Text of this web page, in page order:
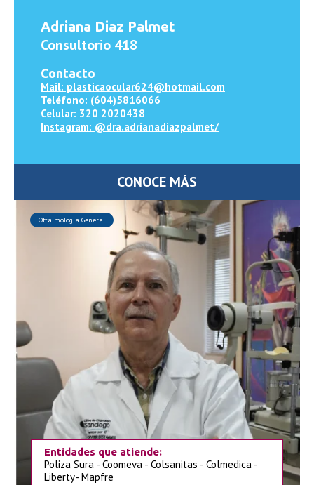
Adriana Diaz Palmet
Consultorio 418
Contacto
Mail: plasticaocular624@hotmail.com
Teléfono: (604)5816066
Celular: 320 2020438
Instagram: @dra.adrianadiazpalmet/
CONOCE MÁS
Oftalmología General
Entidades que atiende:
Poliza Sura - Coomeva - Colsanitas - Colmedica -
Liberty- Mapfre